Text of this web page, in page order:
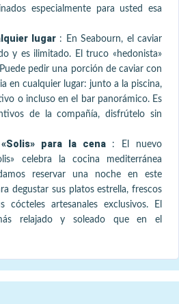
especialmente para usted esa
lugar :
En Seabourn, el caviar
y es ilimitado. El truco «hedonista»
pedir una porción de caviar con
en cualquier lugar: junto a la piscina,
o incluso en el bar panorámico. Es
de la compañía, disfrútelo sin
para la cena :
El nuevo
celebra la cocina mediterránea
reservar una noche en este
degustar sus platos estrella, frescos
artesanales exclusivos. El
relajado y soleado que en el